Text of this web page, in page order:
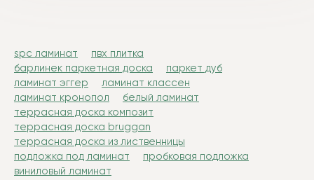
spc ламинат
пвх плитка
барлинек паркетная доска
паркет дуб
ламинат эггер
ламинат классен
ламинат кронопол
белый ламинат
террасная доска композит
террасная доска bruggan
террасная доска из лиственницы
подложка под ламинат
пробковая подложка
виниловый ламинат